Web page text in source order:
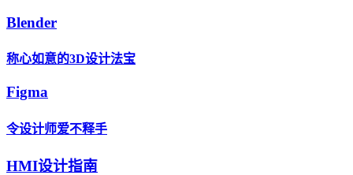
Blender
称心如意的3D设计法宝
Figma
令设计师爱不释手
HMI设计指南